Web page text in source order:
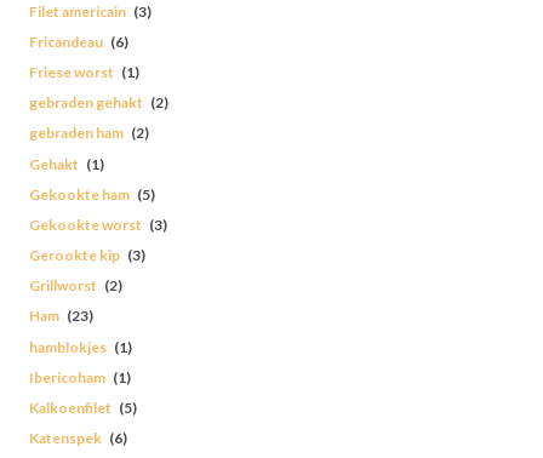
Filet americain (3)
Fricandeau (6)
Friese worst (1)
gebraden gehakt (2)
gebraden ham (2)
Gehakt (1)
Gekookte ham (5)
Gekookte worst (3)
Gerookte kip (3)
Grillworst (2)
Ham (23)
hamblokjes (1)
Ibericoham (1)
Kalkoenfilet (5)
Katenspek (6)